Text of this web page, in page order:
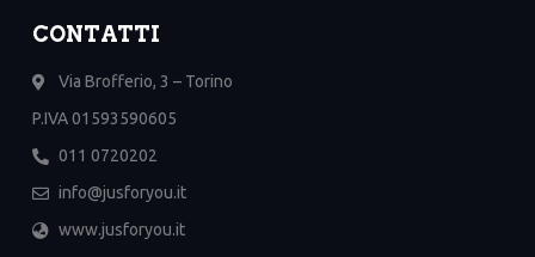
CONTATTI
Via Brofferio, 3 – Torino
P.IVA 01593590605
011 0720202
info@jusforyou.it
www.jusforyou.it